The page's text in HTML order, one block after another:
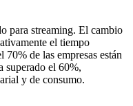
para streaming. El cambio
el tiempo
de las empresas están
superado el 60%,
y de consumo.